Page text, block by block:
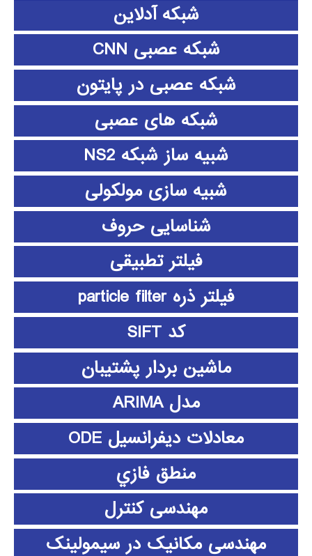
شبکه آدلاین
شبکه عصبی CNN
شبکه عصبی در پایتون
شبکه های عصبی
شبیه ساز شبکه NS2
شبیه سازی مولکولی
شناسایی حروف
فیلتر تطبیقی
فیلتر ذره particle filter
کد SIFT
ماشین بردار پشتیبان
مدل ARIMA
معادلات دیفرانسیل ODE
منطق فازي
مهندسی کنترل
مهندسی مکانیک در سیمولینک